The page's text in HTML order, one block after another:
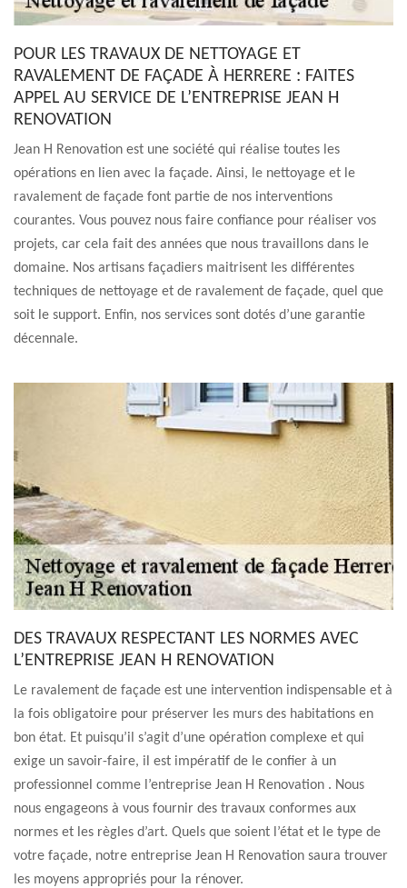
POUR LES TRAVAUX DE NETTOYAGE ET
RAVALEMENT DE FAÇADE À HERRERE : FAITES
APPEL AU SERVICE DE L’ENTREPRISE JEAN H
RENOVATION
Jean H Renovation est une société qui réalise toutes les
opérations en lien avec la façade. Ainsi, le nettoyage et le
ravalement de façade font partie de nos interventions
courantes. Vous pouvez nous faire confiance pour réaliser vos
projets, car cela fait des années que nous travaillons dans le
domaine. Nos artisans façadiers maitrisent les différentes
techniques de nettoyage et de ravalement de façade, quel que
soit le support. Enfin, nos services sont dotés d’une garantie
décennale.
DES TRAVAUX RESPECTANT LES NORMES AVEC
L’ENTREPRISE JEAN H RENOVATION
Le ravalement de façade est une intervention indispensable et à
la fois obligatoire pour préserver les murs des habitations en
bon état. Et puisqu’il s’agit d’une opération complexe et qui
exige un savoir-faire, il est impératif de le confier à un
professionnel comme l’entreprise Jean H Renovation . Nous
nous engageons à vous fournir des travaux conformes aux
normes et les règles d’art. Quels que soient l’état et le type de
votre façade, notre entreprise Jean H Renovation saura trouver
les moyens appropriés pour la rénover.